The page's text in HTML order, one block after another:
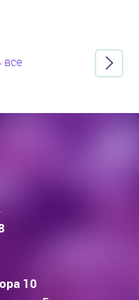
все
10